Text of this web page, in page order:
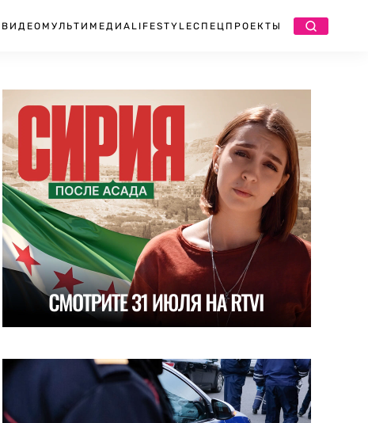
ВИДЕО МУЛЬТИМЕДИА LIFESTYLEСПЕЦПРОЕКТЫ